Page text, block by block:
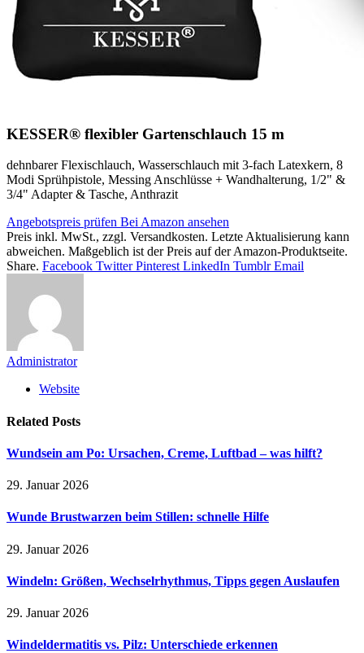
KESSER® flexibler Gartenschlauch 15 m
dehnbarer Flexischlauch, Wasserschlauch mit 3-fach Latexkern, 8
Modi Sprühpistole, Messing Anschlüsse + Wandhalterung, 1/2" &
3/4" Adapter & Tasche, Anthrazit
Angebotspreis prüfen Bei Amazon ansehen
Preis inkl. MwSt., zzgl. Versandkosten. Letzte Aktualisierung kann
abweichen. Maßgeblich ist der Preis auf der Amazon-Produktseite.
Share. Facebook Twitter Pinterest LinkedIn Tumblr Email
Administrator
Website
Related Posts
Wundsein am Po: Ursachen, Creme, Luftbad – was hilft?
29. Januar 2026
Wunde Brustwarzen beim Stillen: schnelle Hilfe
29. Januar 2026
Windeln: Größen, Wechselrhythmus, Tipps gegen Auslaufen
29. Januar 2026
Windeldermatitis vs. Pilz: Unterschiede erkennen